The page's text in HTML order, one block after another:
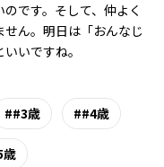
です。そして、仲よく
ん。明日は「おんなじ
いですね。
#3歳 #4歳
歳